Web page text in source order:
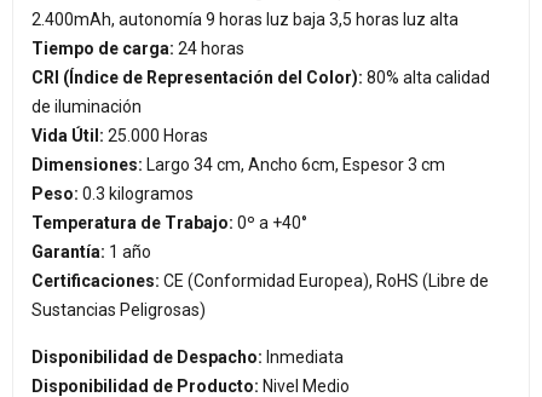
2.400mAh, autonomía 9 horas luz baja 3,5 horas luz alta
Tiempo de carga: 24 horas
CRI (Índice de Representación del Color): 80% alta calidad
de iluminación
Vida Útil: 25.000 Horas
Dimensiones: Largo 34 cm, Ancho 6cm, Espesor 3 cm
Peso: 0.3 kilogramos
Temperatura de Trabajo: 0º a +40°
Garantía: 1 año
Certificaciones: CE (Conformidad Europea), RoHS (Libre de
Sustancias Peligrosas)
Disponibilidad de Despacho: Inmediata
Disponibilidad de Producto: Nivel Medio